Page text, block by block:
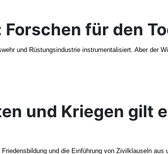
für den
und Rüstungsindustrie instrumentalisiert. Aber der
und Kriegen gilt
und die Einführung von Zivilklauseln